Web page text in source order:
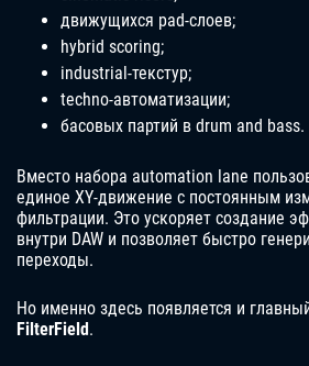
движущихся pad-слоев;
hybrid scoring;
industrial-текстур;
techno-автоматизации;
басовых партий в drum and bass.
Вместо набора automation lane
единое XY-движение с постоянным
фильтрации. Это ускоряет создание
внутри DAW и позволяет быстро
переходы.
Но именно здесь появляется и
FilterField.